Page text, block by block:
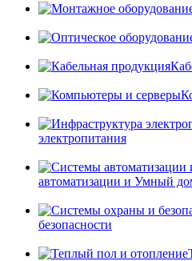
электропитания
автоматизации и Умный
безопасности